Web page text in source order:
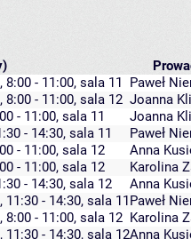
- 11:00, sala 11
Paweł
- 11:00, sala 12 Joanna
- 11:00, sala 11
Joanna
- 14:30, sala 11
Paweł
- 11:00, sala 12
Anna
- 11:00, sala 12
Karolina
- 14:30, sala 12
Anna
- 14:30, sala 11Paweł
- 11:00, sala 12 Karolina
- 14:30, sala 12Anna